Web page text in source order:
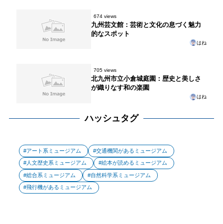
674 views
九州芸文館：芸術と文化の息づく魅力
的なスポット
はね
705 views
北九州市立小倉城庭園：歴史と美しさ
が織りなす和の楽園
はね
ハッシュタグ
アート系ミュージアム 交通機関があるミュージアム
人文歴史系ミュージアム 絵本が読めるミュージアム
総合系ミュージアム 自然科学系ミュージアム
飛行機があるミュージアム